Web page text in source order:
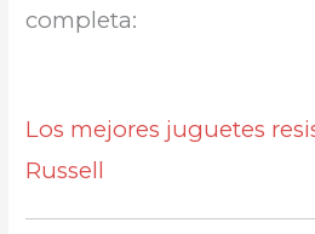
completa:
Los mejores juguetes
Russell